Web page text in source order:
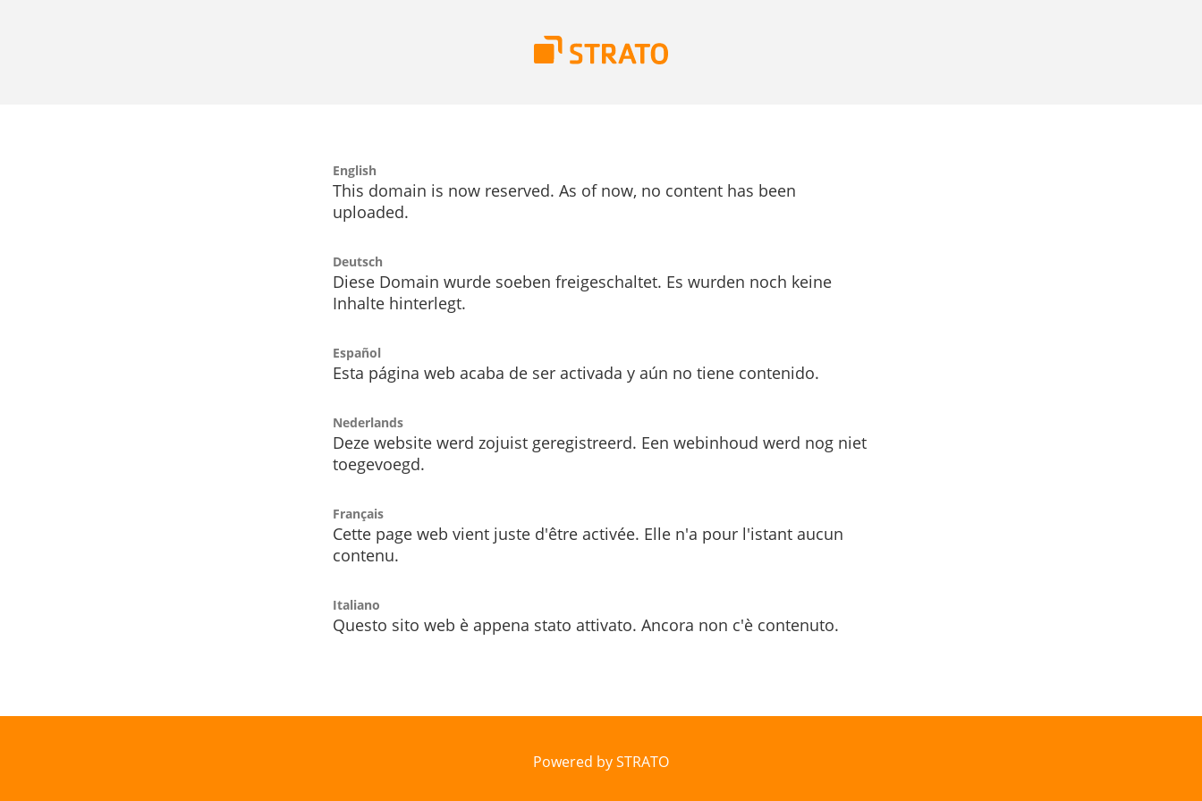
English
This domain is now reserved. As of now, no content has been
uploaded.
Deutsch
Diese Domain wurde soeben freigeschaltet. Es wurden noch keine
Inhalte hinterlegt.
Español
Esta página web acaba de ser activada y aún no tiene contenido.
Nederlands
Deze website werd zojuist geregistreerd. Een webinhoud werd nog niet
toegevoegd.
Français
Cette page web vient juste d'être activée. Elle n'a pour l'istant aucun
contenu.
Italiano
Questo sito web è appena stato attivato. Ancora non c'è contenuto.
Powered by STRATO